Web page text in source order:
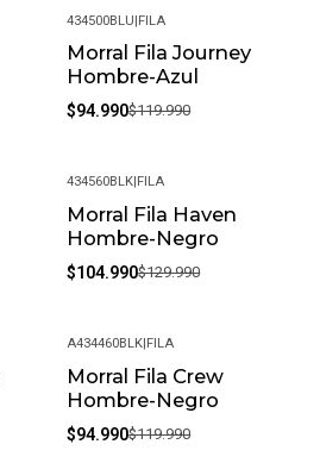
-21%
434500BLU|FILA
Morral Fila Journey
Hombre-Azul
$94.990$119.990
-19%
434560BLK FILA
Morral Fila Haven
Hombre-Negro
$104.990$129.990
-21%
A434460BLK FILA
Morral Fila Crew
Hombre-Negro
$94.990$119.990